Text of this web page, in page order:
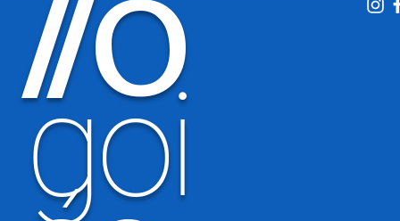
motoristas
por
cobrança
indevida do
Detran-GO
há 4 dias
//O
goi